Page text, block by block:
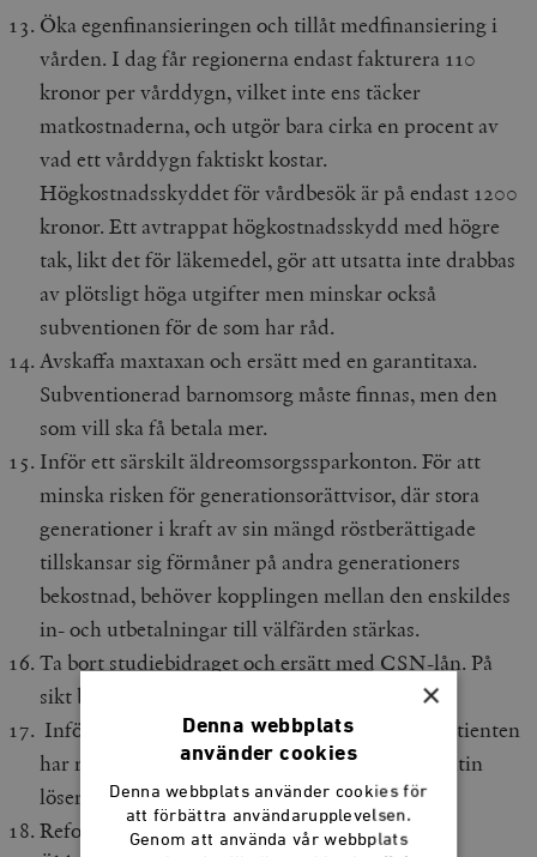
Öka egenfinansieringen och tillåt medfinansiering i
vården. I dag får regionerna endast fakturera 110
kronor per vårddygn, vilket inte ens täcker
matkostnaderna, och utgör bara cirka en procent av
vad ett vårddygn faktiskt kostar.
Högkostnadsskyddet för vårdbesök är på endast 1200
kronor. Ett avtrappat högkostnadsskydd med högre
tak, likt det för läkemedel, gör att utsatta inte drabbas
av plötsligt höga utgifter men minskar också
subventionen för de som har råd.
Avskaffa maxtaxan och ersätt med en garantitaxa.
Subventionerad barnomsorg måste finnas, men den
som vill ska få betala mer.
Inför ett särskilt äldreomsorgssparkonton. För att
minska risken för generationsorättvisor, där stora
generationer i kraft av sin mängd röstberättigade
tillskansar sig förmåner på andra generationers
bekostnad, behöver kopplingen mellan den enskildes
in- och utbetalningar till välfärden stärkas.
Ta bort studiebidraget och ersätt med CSN-lån. På
sikt bör studieavgifter införas.
Inför en dansk vårdgaranti på 30 dagar, där patienten
har rätt att välja en annan vårdgivare när garantin
löser ut.
Reformera pensionssystemet.
×
Denna webbplats
använder cookies
Denna webbplats använder cookies för
att förbättra användarupplevelsen.
Genom att använda vår webbplats